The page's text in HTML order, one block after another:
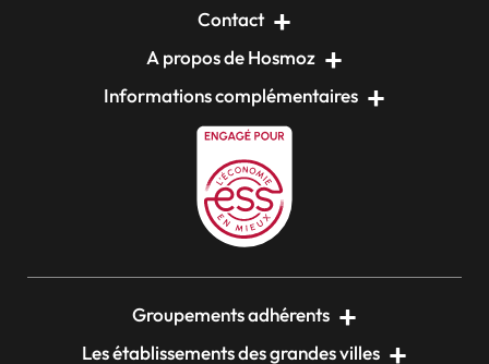
Contact
A propos de Hosmoz
Informations complémentaires
Groupements adhérents
Les établissements des grandes villes